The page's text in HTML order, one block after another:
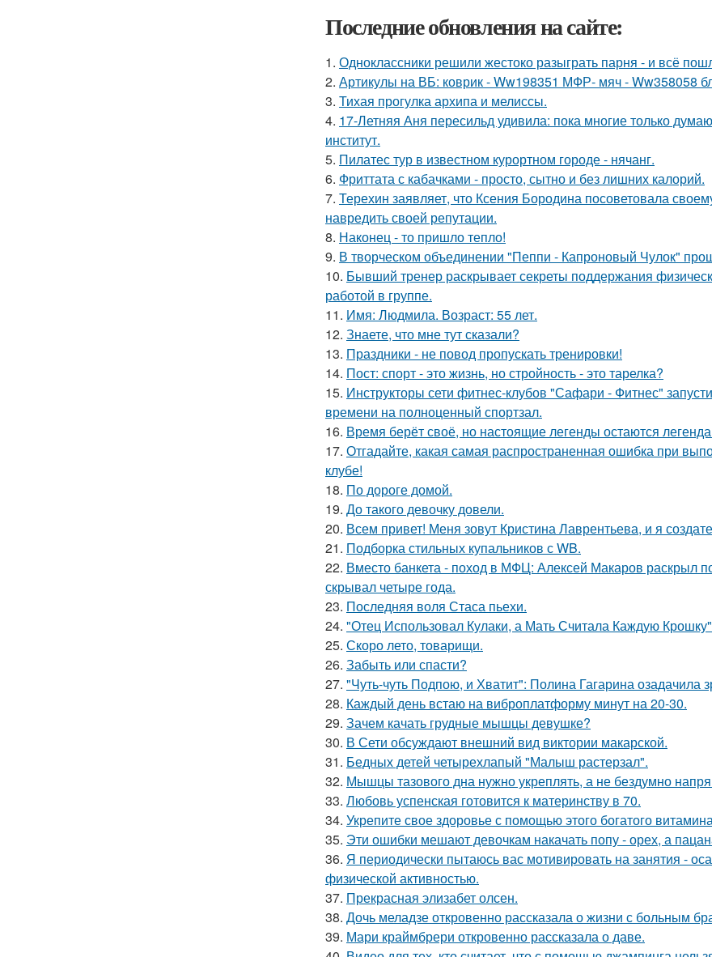
Последние обновления на сайте:
1. Одноклассники решили жестоко разыграть парня - и всё
2. Артикулы на ВБ: коврик - Ww198351 МФР- мяч - Ww358058
3. Тихая прогулка архипа и мелиссы.
4. 17-Летняя Аня пересильд удивила: пока многие только
институт.
5. Пилатес тур в известном курортном городе - нячанг.
6. Фриттата с кабачками - просто, сытно и без лишних калорий.
7. Терехин заявляет, что Ксения Бородина посоветовала
навредить своей репутации.
8. Наконец - то пришло тепло!
9. В творческом объединении "Пеппи - Капроновый Чулок"
10. Бывший тренер раскрывает секреты поддержания
работой в группе.
11. Имя: Людмила. Возраст: 55 лет.
12. Знаете, что мне тут сказали?
13. Праздники - не повод пропускать тренировки!
14. Пост: спорт - это жизнь, но стройность - это тарелка?
15. Инструкторы сети фитнес-клубов "Сафари - Фитнес"
времени на полноценный спортзал.
16. Время берёт своё, но настоящие легенды остаются
17. Отгадайте, какая самая распространенная ошибка при
клубе!
18. По дороге домой.
19. До такого девочку довели.
20. Всем привет! Меня зовут Кристина Лаврентьева, и я
21. Подборка стильных купальников с WB.
22. Вместо банкета - поход в МФЦ: Алексей Макаров раскрыл
скрывал четыре года.
23. Последняя воля Стаса пьехи.
24. "Отец Использовал Кулаки, а Мать Считала Каждую
25. Скоро лето, товарищи.
26. Забыть или спасти?
27. "Чуть-чуть Подпою, и Хватит": Полина Гагарина озадачила
28. Каждый день встаю на виброплатформу минут на 20-30.
29. Зачем качать грудные мышцы девушке?
30. В Сети обсуждают внешний вид виктории макарской.
31. Бедных детей четырехлапый "Малыш растерзал".
32. Мышцы тазового дна нужно укреплять, а не бездумно
33. Любовь успенская готовится к материнству в 70.
34. Укрепите свое здоровье с помощью этого богатого
35. Эти ошибки мешают девочкам накачать попу - орех, а
36. Я периодически пытаюсь вас мотивировать на занятия -
физической активностью.
37. Прекрасная элизабет олсен.
38. Дочь меладзе откровенно рассказала о жизни с больным
39. Мари краймбрери откровенно рассказала о даве.